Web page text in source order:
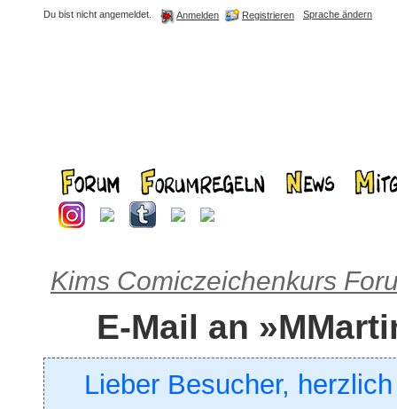
Du bist nicht angemeldet. Anmelden Registrieren Sprache ändern
Kims Comiczeichenkurs
E-Mail an
Lieber Besucher,